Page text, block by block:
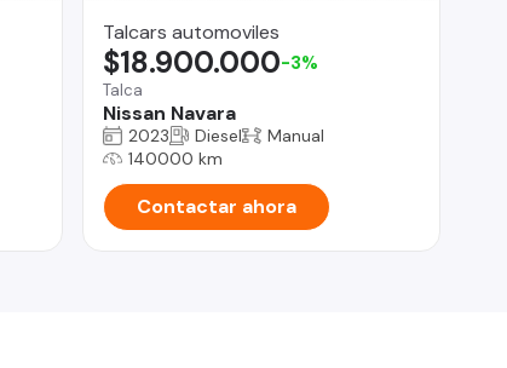
Talcars automoviles
Talca
Nissan Navara
$18.900.000-3%
2023 Diesel
Manual
140000 km
Contactar ahora